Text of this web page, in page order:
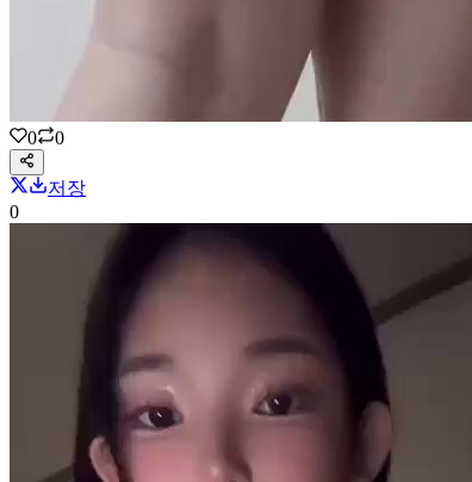
0 0
저장
0